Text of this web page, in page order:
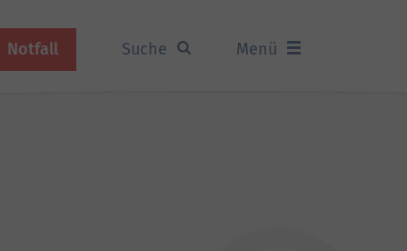
Notfall Suche Menü